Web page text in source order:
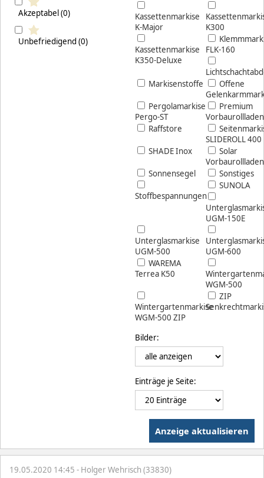
Akzeptabel (0)
Unbefriedigend (0)
Kassettenmarkise
K-Major
K300
Kassettenmarkise
K350-Deluxe
FLK-160
Markisenstoffe
Offene
Pergolamarkise
Pergo-ST
Premium
Vorbaurollladen
Raffstore
SLIDEROLL 400
SHADE Inox
Solar
Vorbaurollladen
Sonnensegel
Sonstiges
Stoffbespannungen
SUNOLA
UGM-150E
Unterglasmarkise
UGM-500
UGM-600
WAREMA
Terrea K50
WGM-500
Wintergartenmarkise
WGM-500 ZIP
ZIP
Bilder:
Einträge je Seite:
19.05.2020 14:45 - Holger Wehrisch (33830)